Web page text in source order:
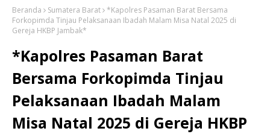
Beranda Sumatera Barat *Kapolres Pasaman Barat Bersama
Forkopimda Tinjau Pelaksanaan Ibadah Malam Misa Natal 2025 di
Gereja HKBP Jambak*
*Kapolres Pasaman Barat
Bersama Forkopimda Tinjau
Pelaksanaan Ibadah Malam
Misa Natal 2025 di Gereja HKBP